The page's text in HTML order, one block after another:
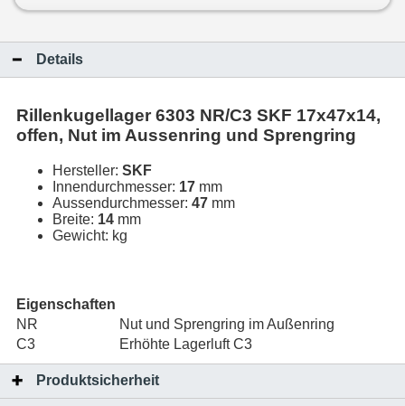
Details
Rillenkugellager 6303 NR/C3 SKF 17x47x14,
offen, Nut im Aussenring und Sprengring
Hersteller: SKF
Innendurchmesser: 17 mm
Aussendurchmesser: 47 mm
Breite: 14 mm
Gewicht: kg
Eigenschaften
NR
Nut und Sprengring im Außenring
C3
Erhöhte Lagerluft C3
Produktsicherheit